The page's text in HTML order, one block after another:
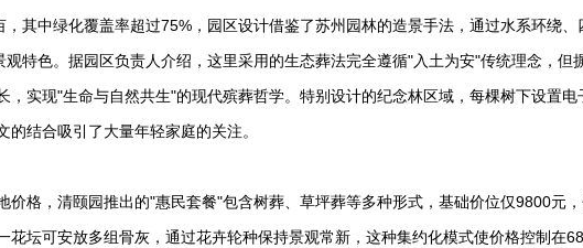
其中绿化覆盖率超过75%，园区设计借鉴了苏州园林的造景手法，通过水系环绕
特色。据园区负责人介绍，这里采用的生态葬法完全遵循"入土为安"传统理念，但
，实现"生命与自然共生"的现代殡葬哲学。特别设计的纪念林区域，每棵树下设置
结合吸引了大量年轻家庭的关注。
价格，清颐园推出的"惠民套餐"包含树葬、草坪葬等多种形式，基础价位仅9800元
花坛可安放多组骨灰，通过花卉轮种保持景观常新，这种集约化模式使价格控制在